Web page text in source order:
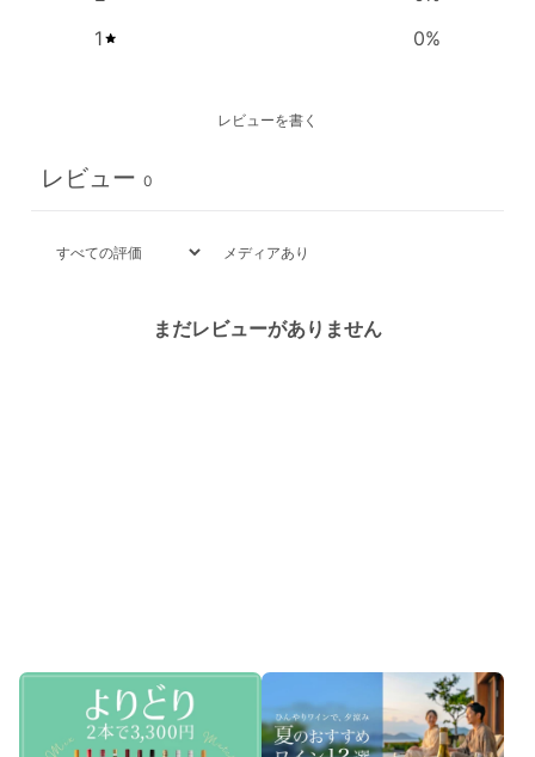
1
0%
レビューを書く
レビュー 0
メディアあり
まだレビューがありません